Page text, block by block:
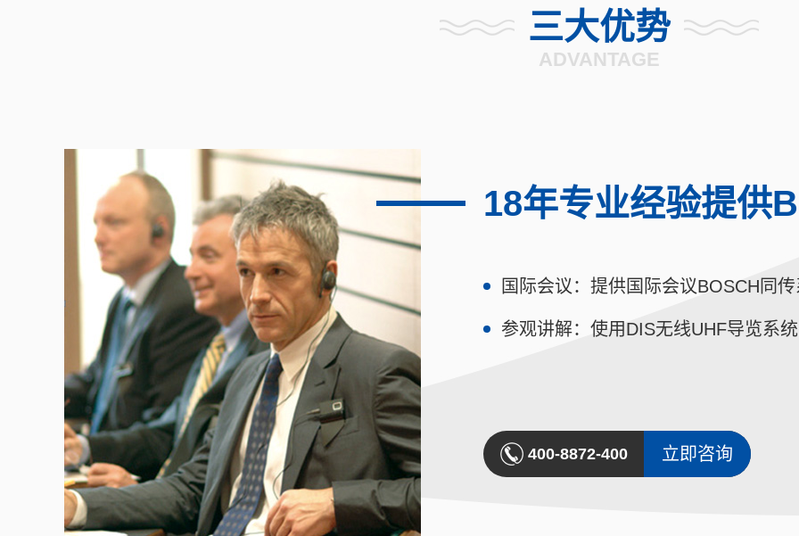
三大优势
ADVANTAGE
18年专业经验提供
国际会议：提供国际会议BOSCH同
参观讲解：使用DIS无线UHF导览系
400-8872-400 立即咨询